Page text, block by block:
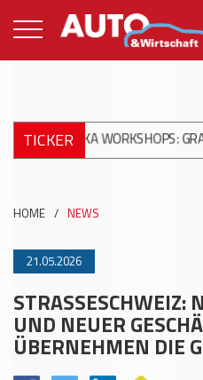
TICKER
WORKSHOPS: GRATIS
HOME / NEWS
21.05.2026
STRASSESCHWEIZ:
UND NEUER
ÜBERNEHMEN DIE